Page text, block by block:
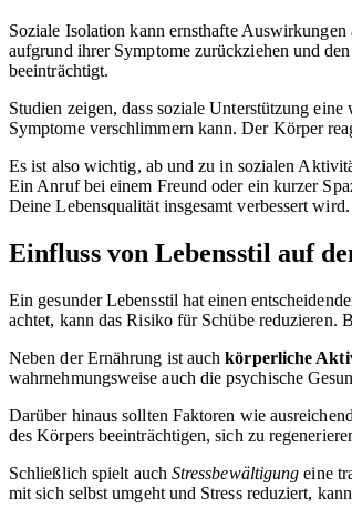
Soziale Isolation kann ernsthafte
aufgrund ihrer Symptome zurückziehen und
beeinträchtigt.
Studien zeigen, dass soziale Unterstützung
Symptome verschlimmern kann. Der Körper
Es ist also wichtig, ab und zu in sozialen
Ein Anruf bei einem Freund oder ein kurzer
Deine Lebensqualität insgesamt verbessert wird.
Einfluss von Lebensstil auf
Ein gesunder Lebensstil hat einen
achtet, kann das Risiko für Schübe reduzieren.
Neben der Ernährung ist auchkörperliche
wahrnehmungsweise auch die psychische
Darüber hinaus sollten Faktoren wie
des Körpers beeinträchtigen, sich zu
Schließlich spielt auch Stressbewältigung eine
mit sich selbst umgeht und Stress reduziert,